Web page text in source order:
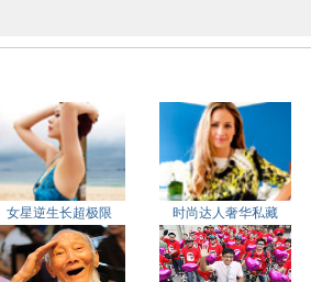
女星逆生长超极限 时尚达人奢华私藏